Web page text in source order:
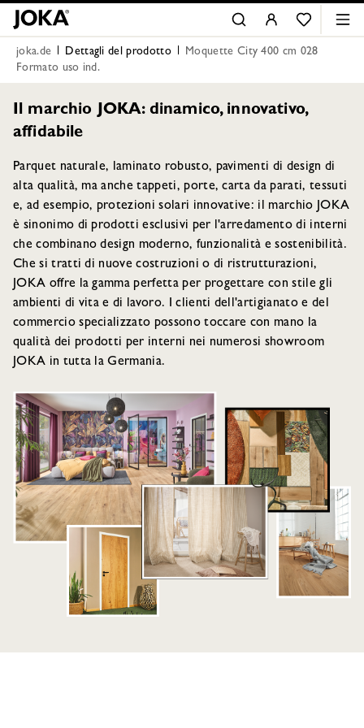
joka.de Dettagli del prodotto
Moquette City 400 cm 028
Formato uso ind.
Il marchio JOKA: dinamico, innovativo,
affidabile
Parquet naturale, laminato robusto, pavimenti di design di
alta qualità, ma anche tappeti, porte, carta da parati, tessuti
e, ad esempio, protezioni solari innovative: il marchio JOKA
è sinonimo di prodotti esclusivi per l'arredamento di interni
che combinano design moderno, funzionalità e sostenibilità.
Che si tratti di nuove costruzioni o di ristrutturazioni,
JOKA offre la gamma perfetta per progettare con stile gli
ambienti di vita e di lavoro. I clienti dell'artigianato e del
commercio specializzato possono toccare con mano la
qualità dei prodotti per interni nei numerosi showroom
JOKA in tutta la Germania.